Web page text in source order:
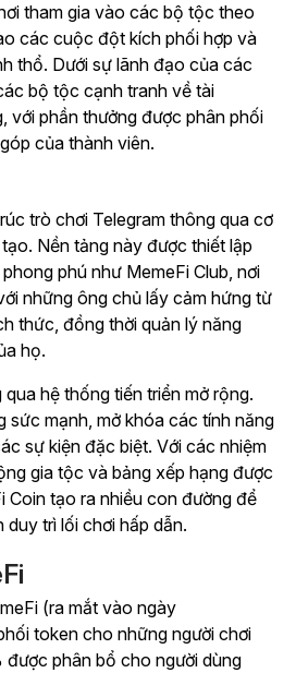
tham gia vào các bộ tộc theo
các cuộc đột kích phối hợp và
thổ. Dưới sự lãnh đạo của các
bộ tộc cạnh tranh về tài
với phần thưởng được phân phối
của thành viên.
trò chơi Telegram thông qua cơ
Nền tảng này được thiết lập
phú như MemeFi Club, nơi
những ông chủ lấy cảm hứng từ
thức, đồng thời quản lý năng
họ.
hệ thống tiến triển mở rộng.
sức mạnh, mở khóa các tính năng
sự kiện đặc biệt. Với các nhiệm
gia tộc và bảng xếp hạng được
Coin tạo ra nhiều con đường để
duy trì lối chơi hấp dẫn.
(ra mắt vào ngày
token cho những người chơi
được phân bổ cho người dùng